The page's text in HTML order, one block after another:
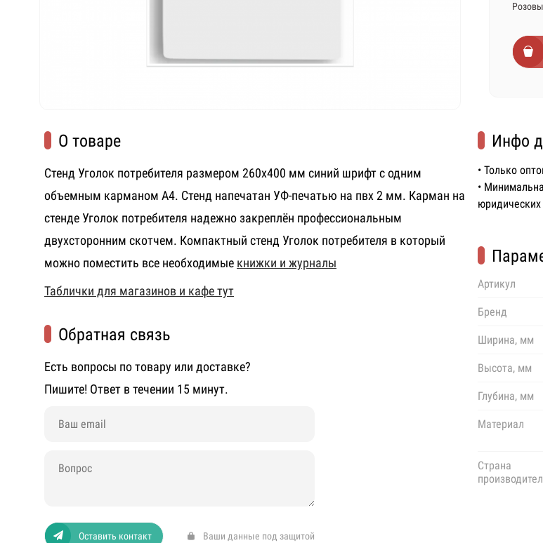
О товаре
Стенд Уголок потребителя размером 260х400 мм синий шрифт с одним
объемным карманом А4. Стенд напечатан УФ-печатью на пвх 2 мм. Карман на
стенде Уголок потребителя надежно закреплён профессиональным
двухсторонним скотчем. Компактный стенд Уголок потребителя в который
можно поместить все необходимые книжки и журналы
Таблички для магазинов и кафе тут
Обратная связь
Есть вопросы по товару или доставке?
Пишите! Ответ в течении 15 минут.
Оставить контакт Ваши данные под защитой
Инфо
• Только
•
Артикул
Бренд
Ширина, мм
Высота, мм
Глубина, мм
Материал
Страна